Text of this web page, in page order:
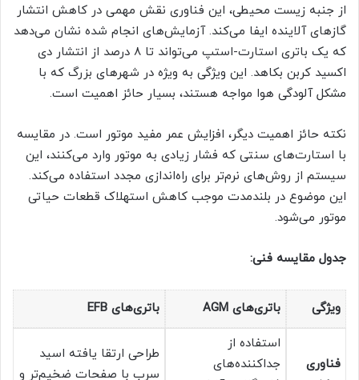
از جنبه زیست محیطی، این فناوری نقش مهمی در کاهش انتشار
گازهای آلاینده ایفا می‌کند. آزمایش‌های انجام شده نشان می‌دهد
که یک باتری استارت-استپ می‌تواند تا ۸ درصد از انتشار دی
اکسید کربن بکاهد. این ویژگی به ویژه در شهرهای بزرگ که با
مشکل آلودگی هوا مواجه هستند، بسیار حائز اهمیت است.
نکته حائز اهمیت دیگر، افزایش عمر مفید موتور است. در مقایسه
با استارت‌های سنتی که فشار زیادی به موتور وارد می‌کنند، این
سیستم از روش‌های نرم‌تر برای راه‌اندازی مجدد استفاده می‌کند.
این موضوع در بلندمدت موجب کاهش استهلاک قطعات حیاتی
موتور می‌شود.
جدول مقایسه فنی:
ویژگی باتری‌های AGM باتری‌های EFB
فناوری
استفاده از
جداکننده‌های
طراحی ارتقا یافته اسید
سرب با صفحات ضخیم‌تر و